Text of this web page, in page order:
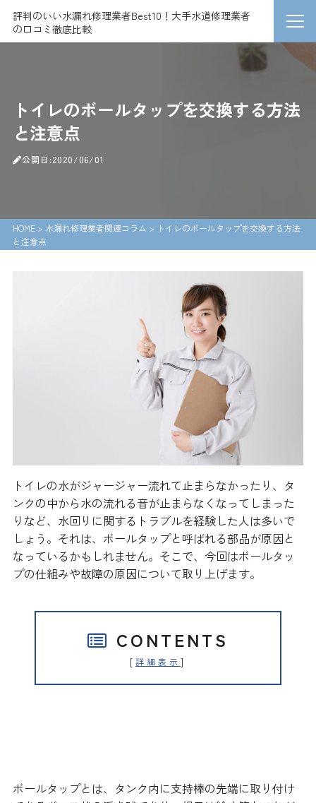
評判のいい水漏れ修理業者Best10！大手水道修理業者
の口コミ徹底比較
トイレのボールタップを交換する方法
と注意点
公開日:2020/06/01
HOME> 水漏れ修理業者関連コラム > トイレのボールタップを交換する方法
と注意点
トイレの水がジャージャー流れて止まらなかったり、タ
ンクの中から水の流れる音が止まらなくなってしまった
りなど、水回りに関するトラブルを経験した人は多いで
しょう。それは、ボールタップと呼ばれる部品が原因と
なっているかもしれません。そこで、今回はボールタッ
プの仕組みや故障の原因について取り上げます。
CONTENTS
[ 詳細表示 ]
ボールタップとは、タンク内に支持棒の先端に取り付け